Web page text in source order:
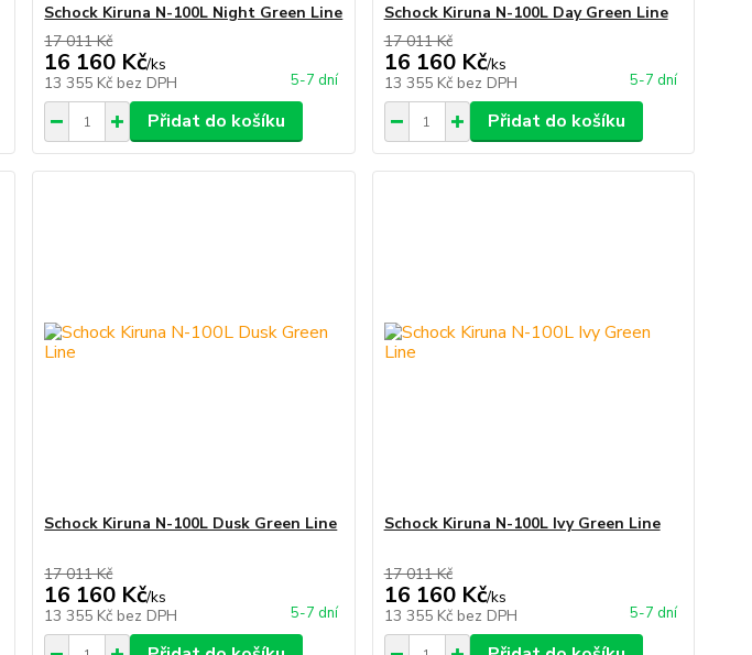
Schock Kiruna N-100L Night Green Line
17 011 Kč
16 160 Kč/ks
13 355 Kč bez DPH 5-7 dní
Přidat do košíku
Schock Kiruna N-100L Day Green Line
17 011 Kč
16 160 Kč/ks
13 355 Kč bez DPH 5-7 dní
Přidat do košíku
Schock Kiruna N-100L Dusk Green Line
17 011 Kč
16 160 Kč/ks
13 355 Kč bez DPH 5-7 dní
Schock Kiruna N-100L Ivy Green Line
17 011 Kč
16 160 Kč/ks
13 355 Kč bez DPH 5-7 dní